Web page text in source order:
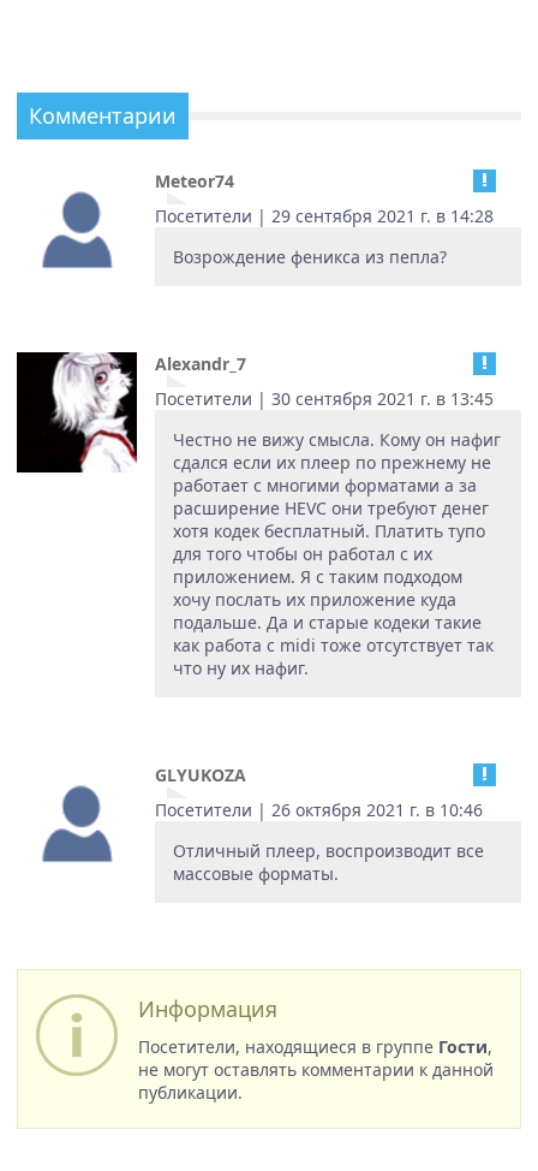
Комментарии
Meteor74
Посетители | 29 сентября 2021 г. в 14:28
Возрождение феникса из пепла?
Alexandr_7
Посетители | 30 сентября 2021 г. в 13:45
Честно не вижу смысла. Кому он нафиг
сдался если их плеер по прежнему не
работает с многими форматами а за
расширение HEVC они требуют денег
хотя кодек бесплатный. Платить тупо
для того чтобы он работал с их
приложением. Я с таким подходом
хочу послать их приложение куда
подальше. Да и старые кодеки такие
как работа с midi тоже отсутствует так
что ну их нафиг.
GLYUKOZA
Посетители | 26 октября 2021 г. в 10:46
Отличный плеер, воспроизводит все
массовые форматы.
Информация
Посетители, находящиеся в группе Гости,
не могут оставлять комментарии к данной
публикации.